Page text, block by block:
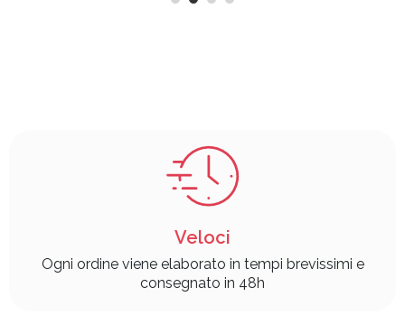
Veloci
Ogni ordine viene elaborato in tempi brevissimi e
consegnato in 48h